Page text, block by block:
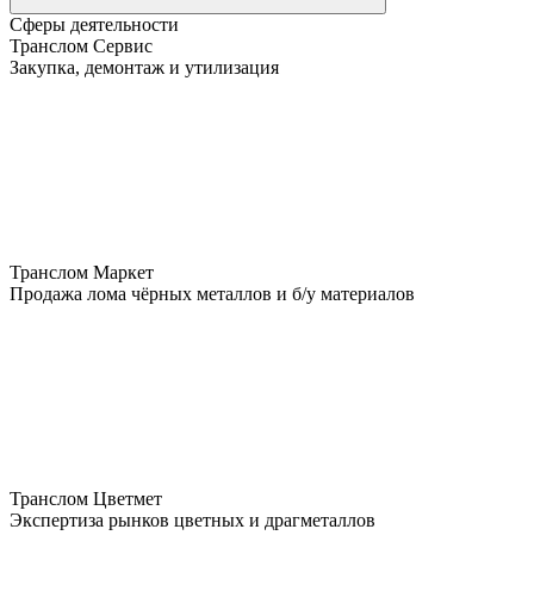
Сферы деятельности
Транслом Сервис
Закупка, демонтаж и утилизация
Транслом Маркет
Продажа лома чёрных металлов и б/у материалов
Транслом Цветмет
Экспертиза рынков цветных и драгметаллов